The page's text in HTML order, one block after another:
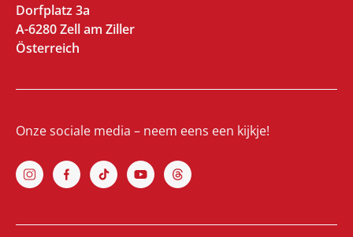
Dorfplatz 3a
A-6280 Zell am Ziller
Österreich
Onze sociale media – neem eens een kijkje!